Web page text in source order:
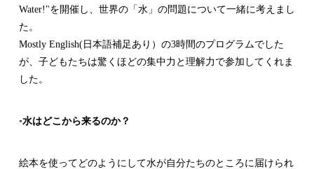
Water!"を開催し、世界の「水」の問題について一緒に考えまし
た。
Mostly English(日本語補足あり）の3時間のプログラムでした
が、子どもたちは驚くほどの集中力と理解力で参加してくれま
した。
◦水はどこから来るのか？
絵本を使ってどのようにして水が自分たちのところに届けられ